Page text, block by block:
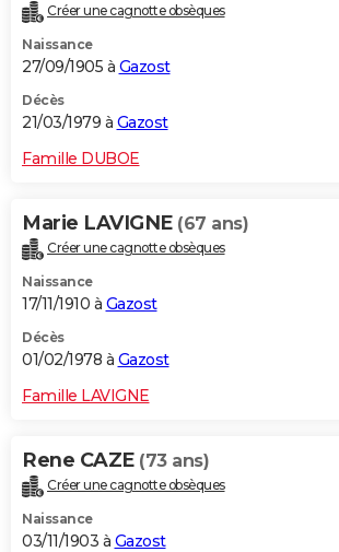
Créer une cagnotte obsèques
Naissance
27/09/1905 à Gazost
Décès
21/03/1979 à Gazost
Famille DUBOE
Marie LAVIGNE (67 ans)
Créer une cagnotte obsèques
Naissance
17/11/1910 à Gazost
Décès
01/02/1978 à Gazost
Famille LAVIGNE
Rene CAZE (73 ans)
Créer une cagnotte obsèques
Naissance
03/11/1903 à Gazost